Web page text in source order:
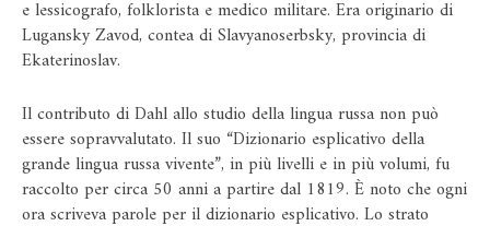
e lessicografo, folklorista e medico militare. Era originario di
Lugansky Zavod, contea di Slavyanoserbsky, provincia di
Ekaterinoslav.
Il contributo di Dahl allo studio della lingua russa non può
essere sopravvalutato. Il suo “Dizionario esplicativo della
grande lingua russa vivente”, in più livelli e in più volumi, fu
raccolto per circa 50 anni a partire dal 1819. È noto che ogni
ora scriveva parole per il dizionario esplicativo. Lo strato